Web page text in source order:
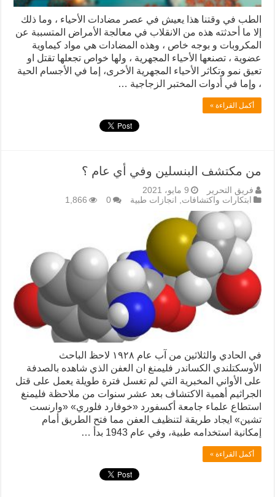
الطب في وقتنا هذا يعيش في عصر مضادات الأحياء ، وما ذلك
إلا ما أحدثته هذه من الانقلاب في معالجة الأمراض المتسببة عن
المكروبات و بوجه خاص ، وهذه المضادات هي مواد کيماوية
عضوية ، تصنعها الأحياء المجهرية ، ولها خواص تجعلها تقتل او
تعيق نمو وتكاثر الأحياء المجهرية الأخرى، إما في الأجسام الحية
، وإما في أدوات المختبر الزجاجية …
أكمل القراءة »
من مكتشف البنسلين وفي أي عام ؟
فريق التحرير
9 مايو، 2021
ابتكارات واكتشافات, انجازات طبية 0
1,866
في الحادي والثلاثين من آب عام ۱۹۲۸ لاحظ الباحث
الأوسكتلندي الكساندر فليمنغ ان العفن الذي شاهده بالصدفة
على الأواني المخبرية التي لم تغسل فترة طويلة يعمل على قتل
الجراثيم أهمية الاكتشاف بعد عشر سنوات من ملاحظة فليمنغ
استطاع علماء جامعة أكسفورد «خوفارد فلوري» «وارنست
تشين» ایجاد طريقة لتنظيف العفن مما فتح الطريق أمام
إمكانية استخدامه طبية، وفي عام 1943 بدأ …
أكمل القراءة »